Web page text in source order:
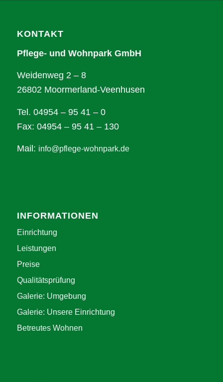
KONTAKT
Pflege- und Wohnpark GmbH
Weidenweg 2 – 8
26802 Moormerland-Veenhusen
Tel. 04954 – 95 41 – 0
Fax: 04954 – 95 41 – 130
Mail: info@pflege-wohnpark.de
INFORMATIONEN
Einrichtung
Leistungen
Preise
Qualitätsprüfung
Galerie: Umgebung
Galerie: Unsere Einrichtung
Betreutes Wohnen